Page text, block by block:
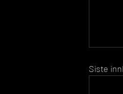
Siste